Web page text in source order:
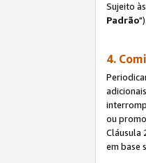
Sujeito
Padrão
4.
ou
Cláusula
em base